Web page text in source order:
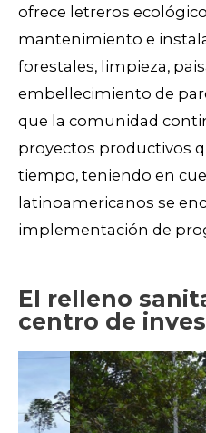
ofrece letreros
mantenimiento e
forestales, limpieza,
embellecimiento de
que la comunidad
proyectos productivos
tiempo, teniendo en
latinoamericanos se
implementación de
El relleno
centro de